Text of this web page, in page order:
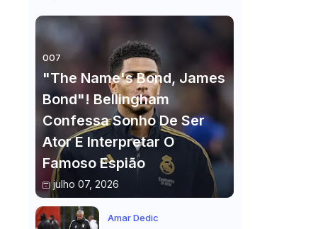
007
"The Name's Bond, James
Bond"! Bellingham
Confessa Sonho De Ser
Ator E Interpretar O
Famoso Espião
julho 07, 2026
Amar Dedic